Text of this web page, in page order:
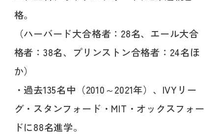
格。
（ハーバード大合格者：28名、エール大合
格者：38名、プリンストン合格者：24名ほ
か）
・過去135名中（2010～2021年）、IVYリー
グ・スタンフォード・MIT・オックスフォー
ドに88名進学。